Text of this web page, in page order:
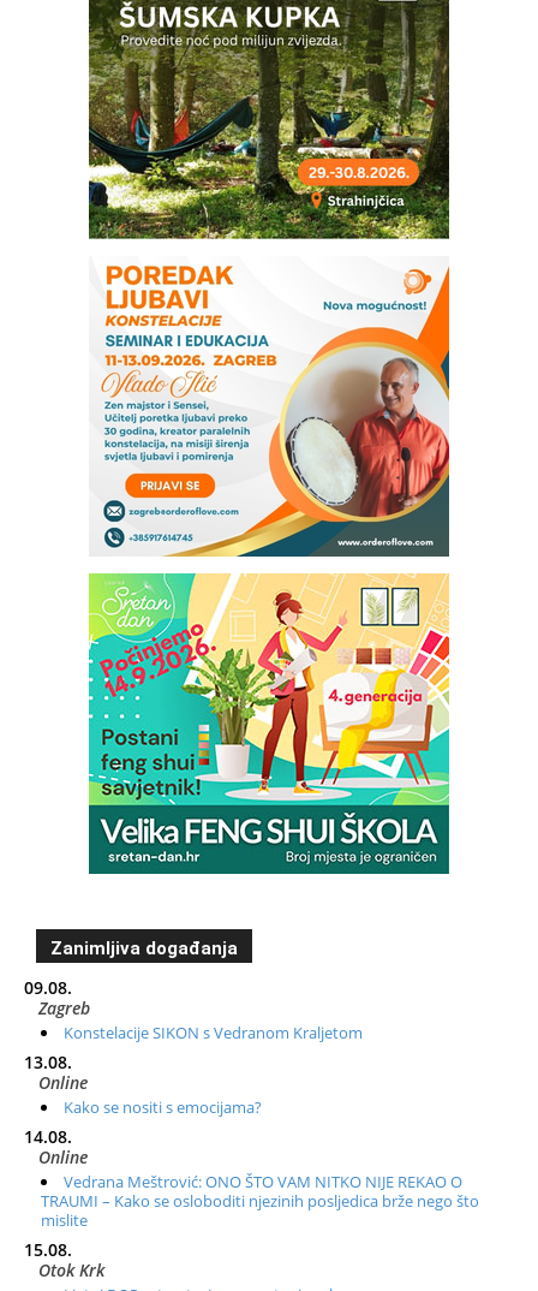
Zanimljiva događanja
09.08.
Zagreb
Konstelacije SIKON s Vedranom Kraljetom
13.08.
Online
Kako se nositi s emocijama?
14.08.
Online
Vedrana Meštrović: ONO ŠTO VAM NITKO NIJE REKAO O
TRAUMI – Kako se osloboditi njezinih posljedica brže nego što
mislite
15.08.
Otok Krk